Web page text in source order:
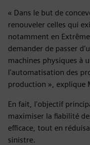
« Dans le but de
renouveler celles qui
notamment en
demander de passer
machines physiques à
l'automatisation des
production », explique
En fait, l'objectif
maximiser la fiabilité
efficace, tout en
sinistre.